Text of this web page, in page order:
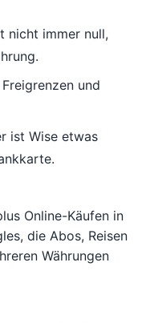
nicht immer null,
und
ist Wise etwas
Online-Käufen in
die Abos, Reisen
Währungen